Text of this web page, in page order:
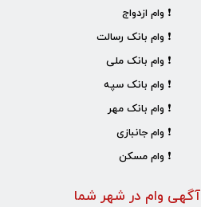
❗ وام ازدواج
❗ وام بانک رسالت
❗ وام بانک ملی
❗ وام بانک سپه
❗ وام بانک مهر
❗ وام جانبازی
❗ وام مسکن
آگهی وام در شهر شما